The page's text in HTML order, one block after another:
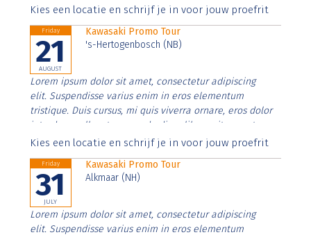
Aenean faucibus nibh et justo cursus id rutrum lorem
Kies een locatie en schrijf je in voor jouw proefrit
Friday
21
AUGUST
Kawasaki Promo Tour
's-Hertogenbosch (NB)
Lorem ipsum dolor sit amet, consectetur adipiscing
elit. Suspendisse varius enim in eros elementum
tristique. Duis cursus, mi quis viverra ornare, eros dolor
interdum nulla, ut commodo diam libero vitae erat.
Aenean faucibus nibh et justo cursus id rutrum lorem
Kies een locatie en schrijf je in voor jouw proefrit
Friday
31
JULY
Kawasaki Promo Tour
Alkmaar (NH)
Lorem ipsum dolor sit amet, consectetur adipiscing
elit. Suspendisse varius enim in eros elementum